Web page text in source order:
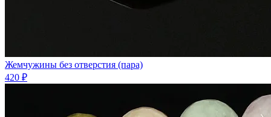
Жемчужины без отверстия (пара)
420 ₽